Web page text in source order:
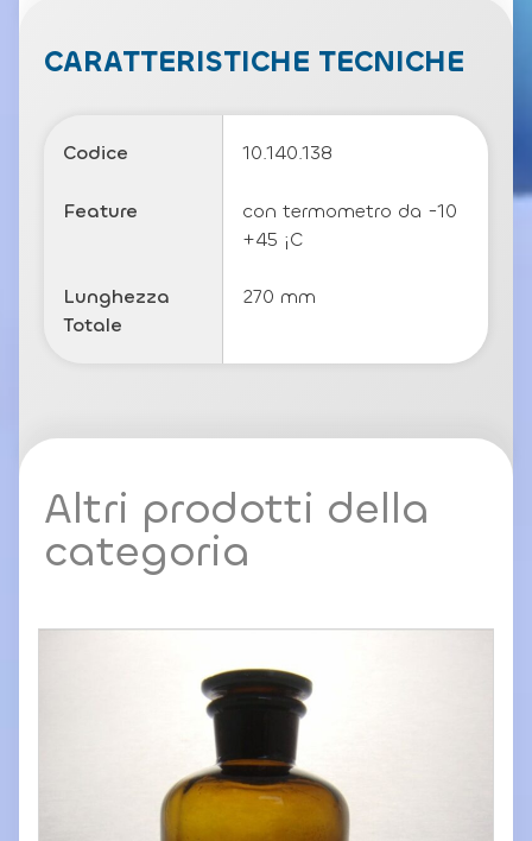
c
y
li
CARATTERISTICHE TECNICHE
Codice 10.140.138
Feature
con termometro da -10
+45 ¡C
Lunghezza
Totale
270 mm
Altri prodotti della
categoria